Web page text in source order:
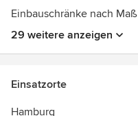
Einbauschränke nach Maß
29 weitere anzeigen
Einsatzorte
Hamburg